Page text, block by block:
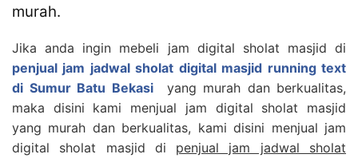
murah.
Jika anda ingin mebeli jam digital sholat masjid di
penjual jam jadwal sholat digital masjid running text
di Sumur Batu Bekasiyang murah dan berkualitas,
maka disini kami menjual jam digital sholat masjid
yang murah dan berkualitas, kami disini menjual jam
digital sholat masjid di penjual jam jadwal sholat